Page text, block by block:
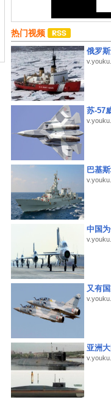
热门视频
俄罗
苏-57
巴基
中国
又有
亚洲